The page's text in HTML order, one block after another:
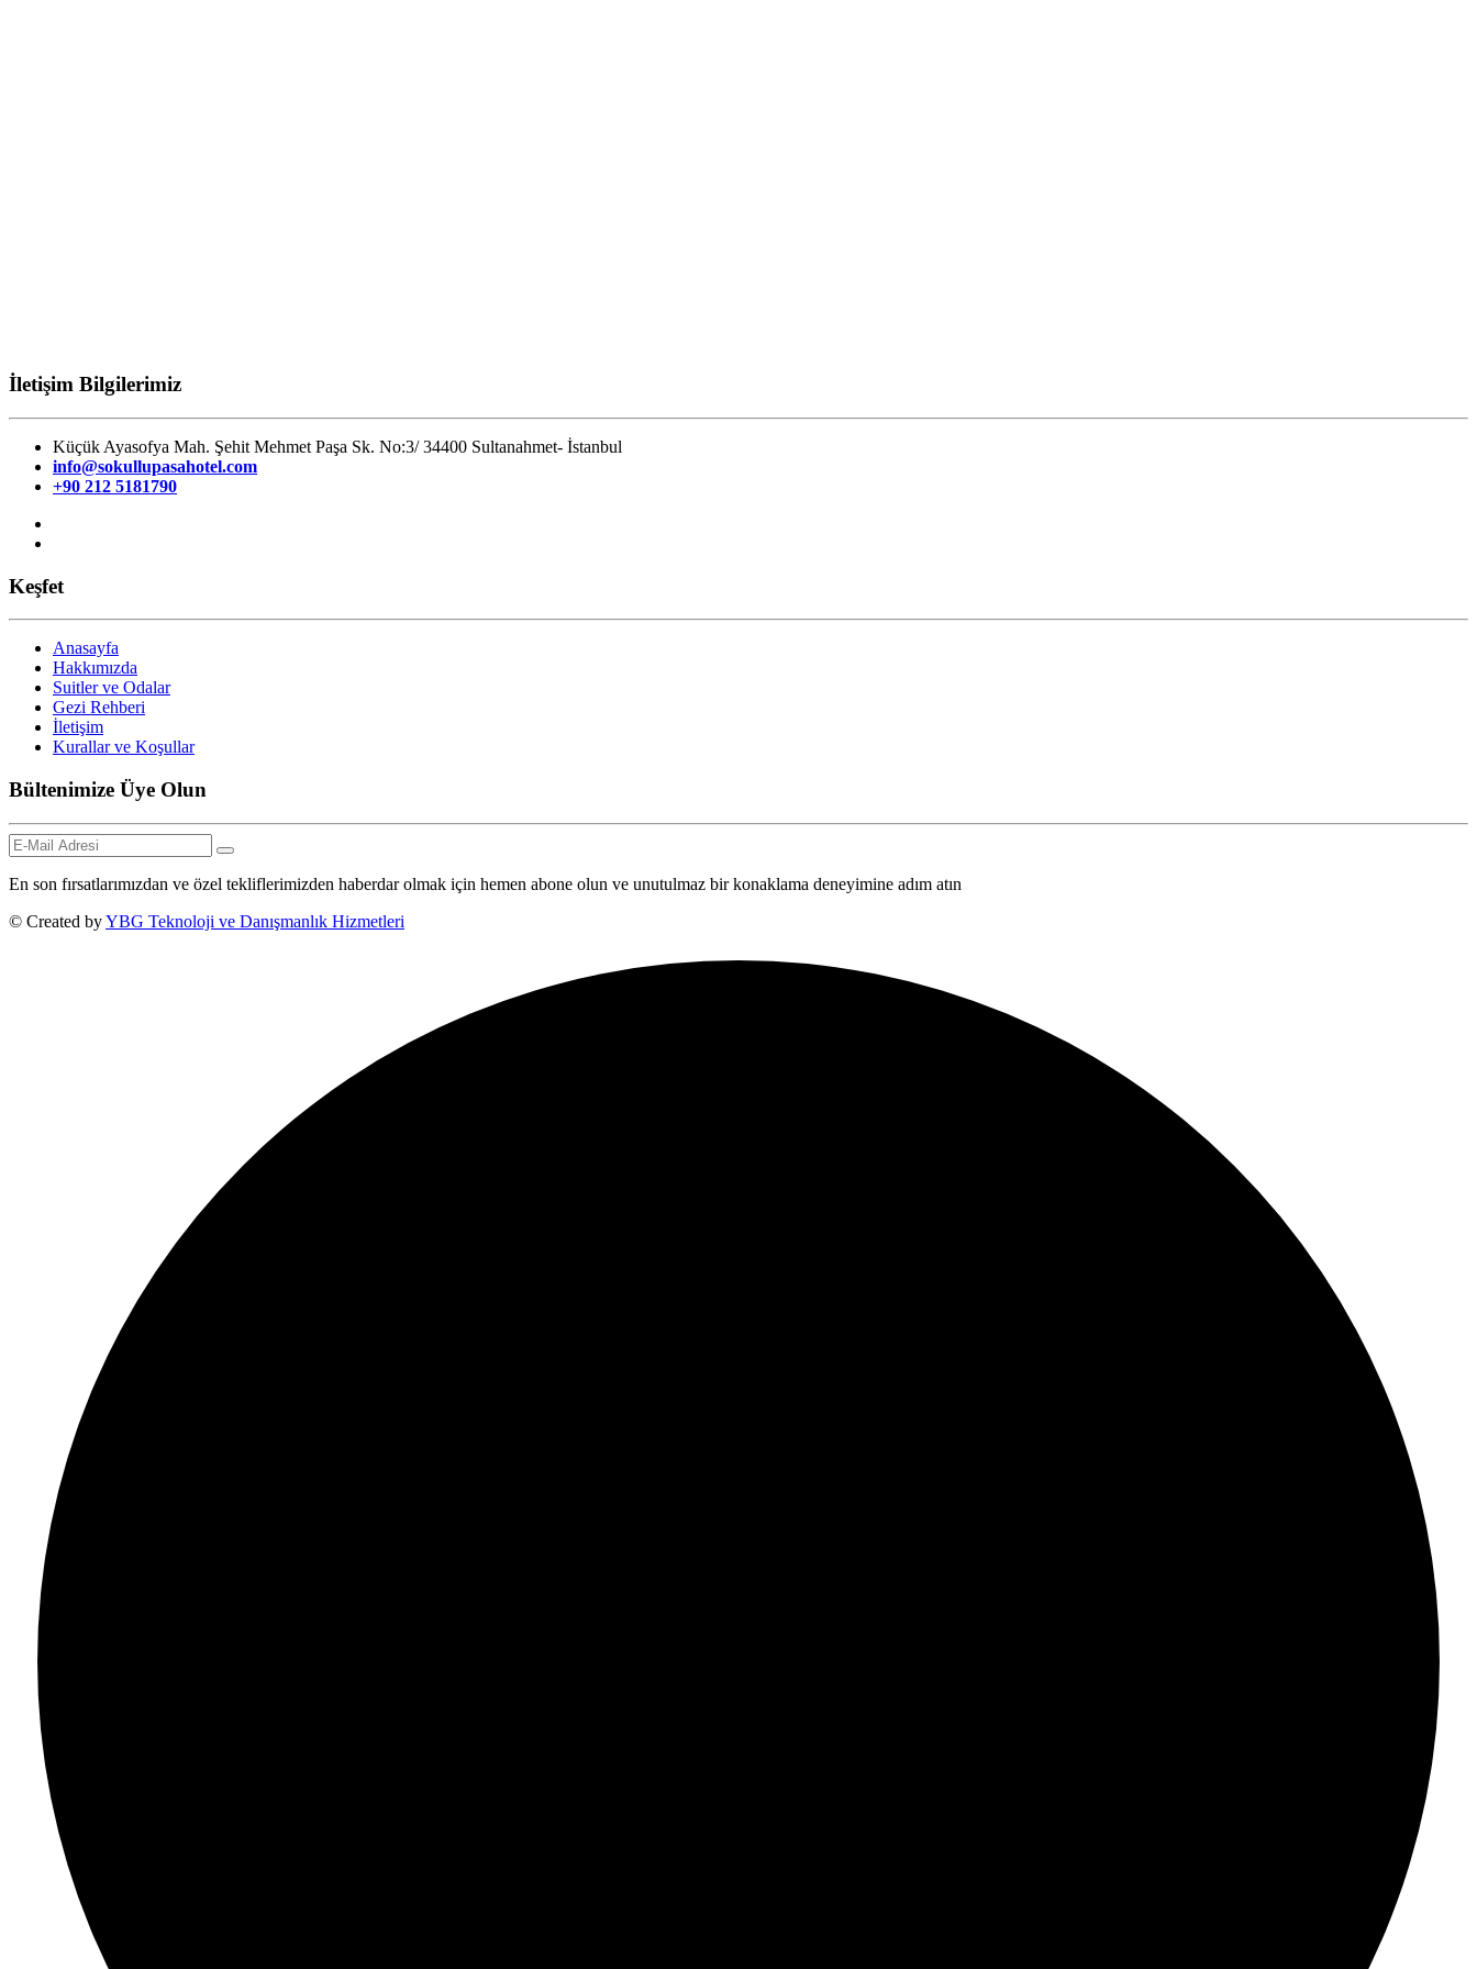
İletişim Bilgilerimiz
Küçük Ayasofya Mah. Şehit Mehmet Paşa Sk. No:3/ 34400 Sultanahmet- İstanbul
info@sokullupasahotel.com
+90 212 5181790
Keşfet
Anasayfa
Hakkımızda
Suitler ve Odalar
Gezi Rehberi
İletişim
Kurallar ve Koşullar
Bültenimize Üye Olun
En son fırsatlarımızdan ve özel tekliflerimizden haberdar olmak için hemen abone olun ve unutulmaz bir konaklama deneyimine adım atın
© Created byYBG Teknoloji ve Danışmanlık Hizmetleri